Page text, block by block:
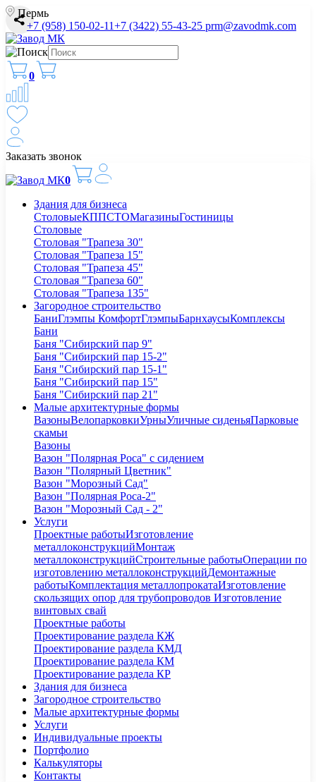
Пермь
+7 (958) 150-02-11+7 (3422) 55-43-25 prm@zavodmk.com
0
Заказать звонок
0
Здания для бизнеса
СтоловыеКППСТОМагазиныГостиницы
Столовые
Столовая "Трапеза 30"
Столовая "Трапеза 15"
Столовая "Трапеза 45"
Столовая "Трапеза 60"
Столовая "Трапеза 135"
Загородное строительство
БаниГлэмпы КомфортГлэмпыБарнхаусыКомплексы
Бани
Баня "Сибирский пар 9"
Баня "Сибирский пар 15-2"
Баня "Сибирский пар 15-1"
Баня "Сибирский пар 15"
Баня "Сибирский пар 21"
Малые архитектурные формы
ВазоныВелопарковкиУрныУличные сиденьяПарковые
скамьи
Вазоны
Вазон "Полярная Роса" с сидением
Вазон "Полярный Цветник"
Вазон "Морозный Сад"
Вазон "Полярная Роса-2"
Вазон "Морозный Сад - 2"
Услуги
Проектные работыИзготовление
металлоконструкцийМонтаж
металлоконструкцийСтроительные работыОперации по
изготовлению металлоконструкцийДемонтажные
работыКомплектация металлопрокатаИзготовление
скользящих опор для трубопроводов Изготовление
винтовых свай
Проектные работы
Проектирование раздела КЖ
Проектирование раздела КМД
Проектирование раздела КМ
Проектирование раздела КР
Здания для бизнеса
Загородное строительство
Малые архитектурные формы
Услуги
Индивидуальные проекты
Портфолио
Калькуляторы
Контакты